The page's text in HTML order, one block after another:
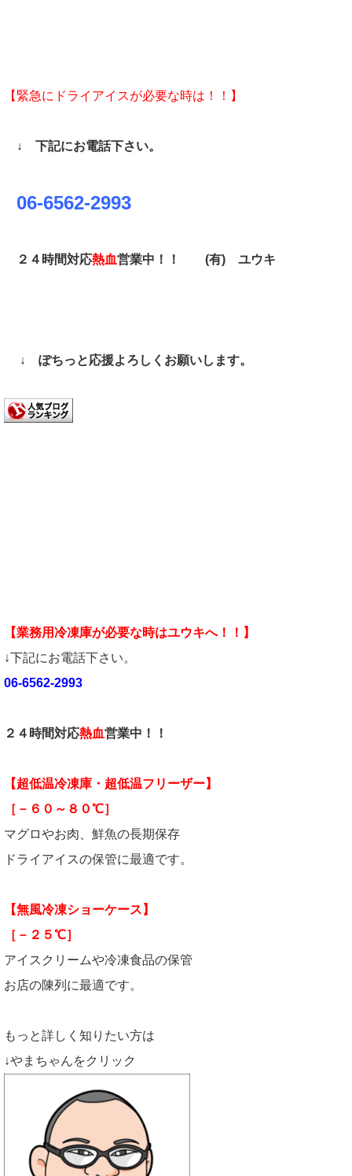
【緊急にドライアイスが必要な時は！！】
↓ 下記にお電話下さい。
06-6562-2993
２４時間対応熱血営業中！！ (有) ユウキ
↓ ぽちっと応援よろしくお願いします。
【業務用冷凍庫が必要な時はユウキへ！！】
↓下記にお電話下さい。
06-6562-2993
２４時間対応熱血営業中！！
【超低温冷凍庫・超低温フリーザー】
［－６０～８０℃］
マグロやお肉、鮮魚の長期保存
ドライアイスの保管に最適です。
【無風冷凍ショーケース】
［－２５℃］
アイスクリームや冷凍食品の保管
お店の陳列に最適です。
もっと詳しく知りたい方は
↓やまちゃんをクリック